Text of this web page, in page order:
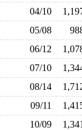
04/10
05/08
06/12
07/10
08/14
09/11
10/09